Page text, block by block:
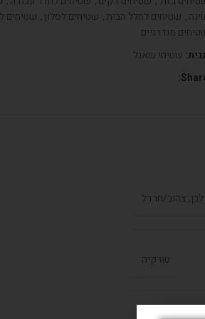
, שטיחים לחלל הבית, שטיחים לסלון, שטיחים
מודרניים
שטיחי שאנל
צהוב/חרדל
טורקיה